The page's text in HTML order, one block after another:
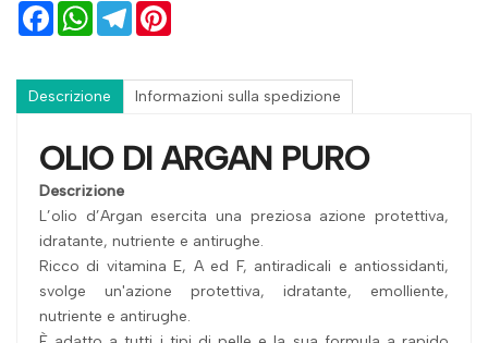
FacebookWhatsAppTelegram
Descrizione Informazioni sulla spedizione
OLIO DI ARGAN PURO
Descrizione
L’olio d’Argan esercita una preziosa azione protettiva,
idratante, nutriente e antirughe.
Ricco di vitamina E, A ed F, antiradicali e antiossidanti,
svolge un'azione protettiva, idratante, emolliente,
nutriente e antirughe.